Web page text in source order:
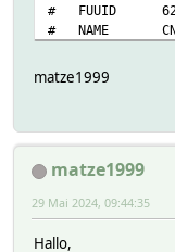
# FUUID
# NAME
# NTFY_ORDER
#lfd. Monat 16 l/
# TYPE
# eventCount
# 2024-05-20
matze1999
matze1999
29 Mai 2024, 09:44:35
Hallo,